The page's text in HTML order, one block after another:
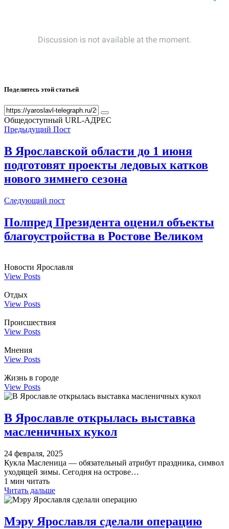
Поделитесь этой статьей
Общедоступный URL-АДРЕС
Предыдущий Пост
В Ярославской области до 1 июня
подготовят проекты ледовых катков
нового зимнего сезона
Следующий пост
Полпред Президента оценил объекты
благоустройства в Ростове Великом
Новости Ярославля
View Posts
Отдых
View Posts
Происшествия
View Posts
Мнения
View Posts
Жизнь в городе
View Posts
В Ярославле открылась выставка
масленичных кукол
24 февраля, 2025
Кукла Масленица — обязательный атрибут праздника, символ
уходящей зимы. Сегодня на острове…
1 мин читать
Читать дальше
Мэру Ярославля сделали операцию